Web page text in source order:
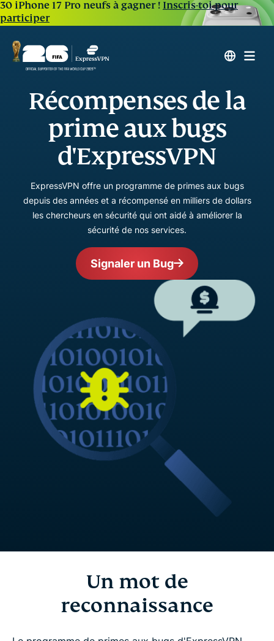
30 iPhone 17 Pro neufs à gagner ! Inscris-toi pour
participer
Récompenses de la
prime aux bugs
d'ExpressVPN
ExpressVPN offre un programme de primes aux bugs
depuis des années et a récompensé en milliers de dollars
les chercheurs en sécurité qui ont aidé à améliorer la
sécurité de nos services.
Signaler un Bug
Un mot de
reconnaissance